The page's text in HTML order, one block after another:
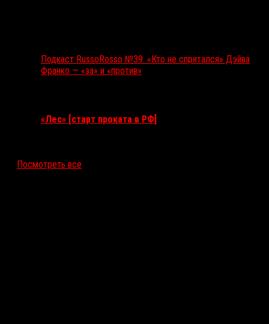
Подкаст RussoRosso №39: «Кто не спрятался» Дэйва
Франко — «за» и «против»
«Лес» [старт проката в РФ]
Посмотреть все